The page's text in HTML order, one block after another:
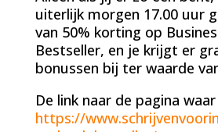
uiterlijk morgen 17.00 uur
van 50% korting op
Bestseller, en je krijgt er
bonussen bij ter waarde
De link naar de pagina
https://